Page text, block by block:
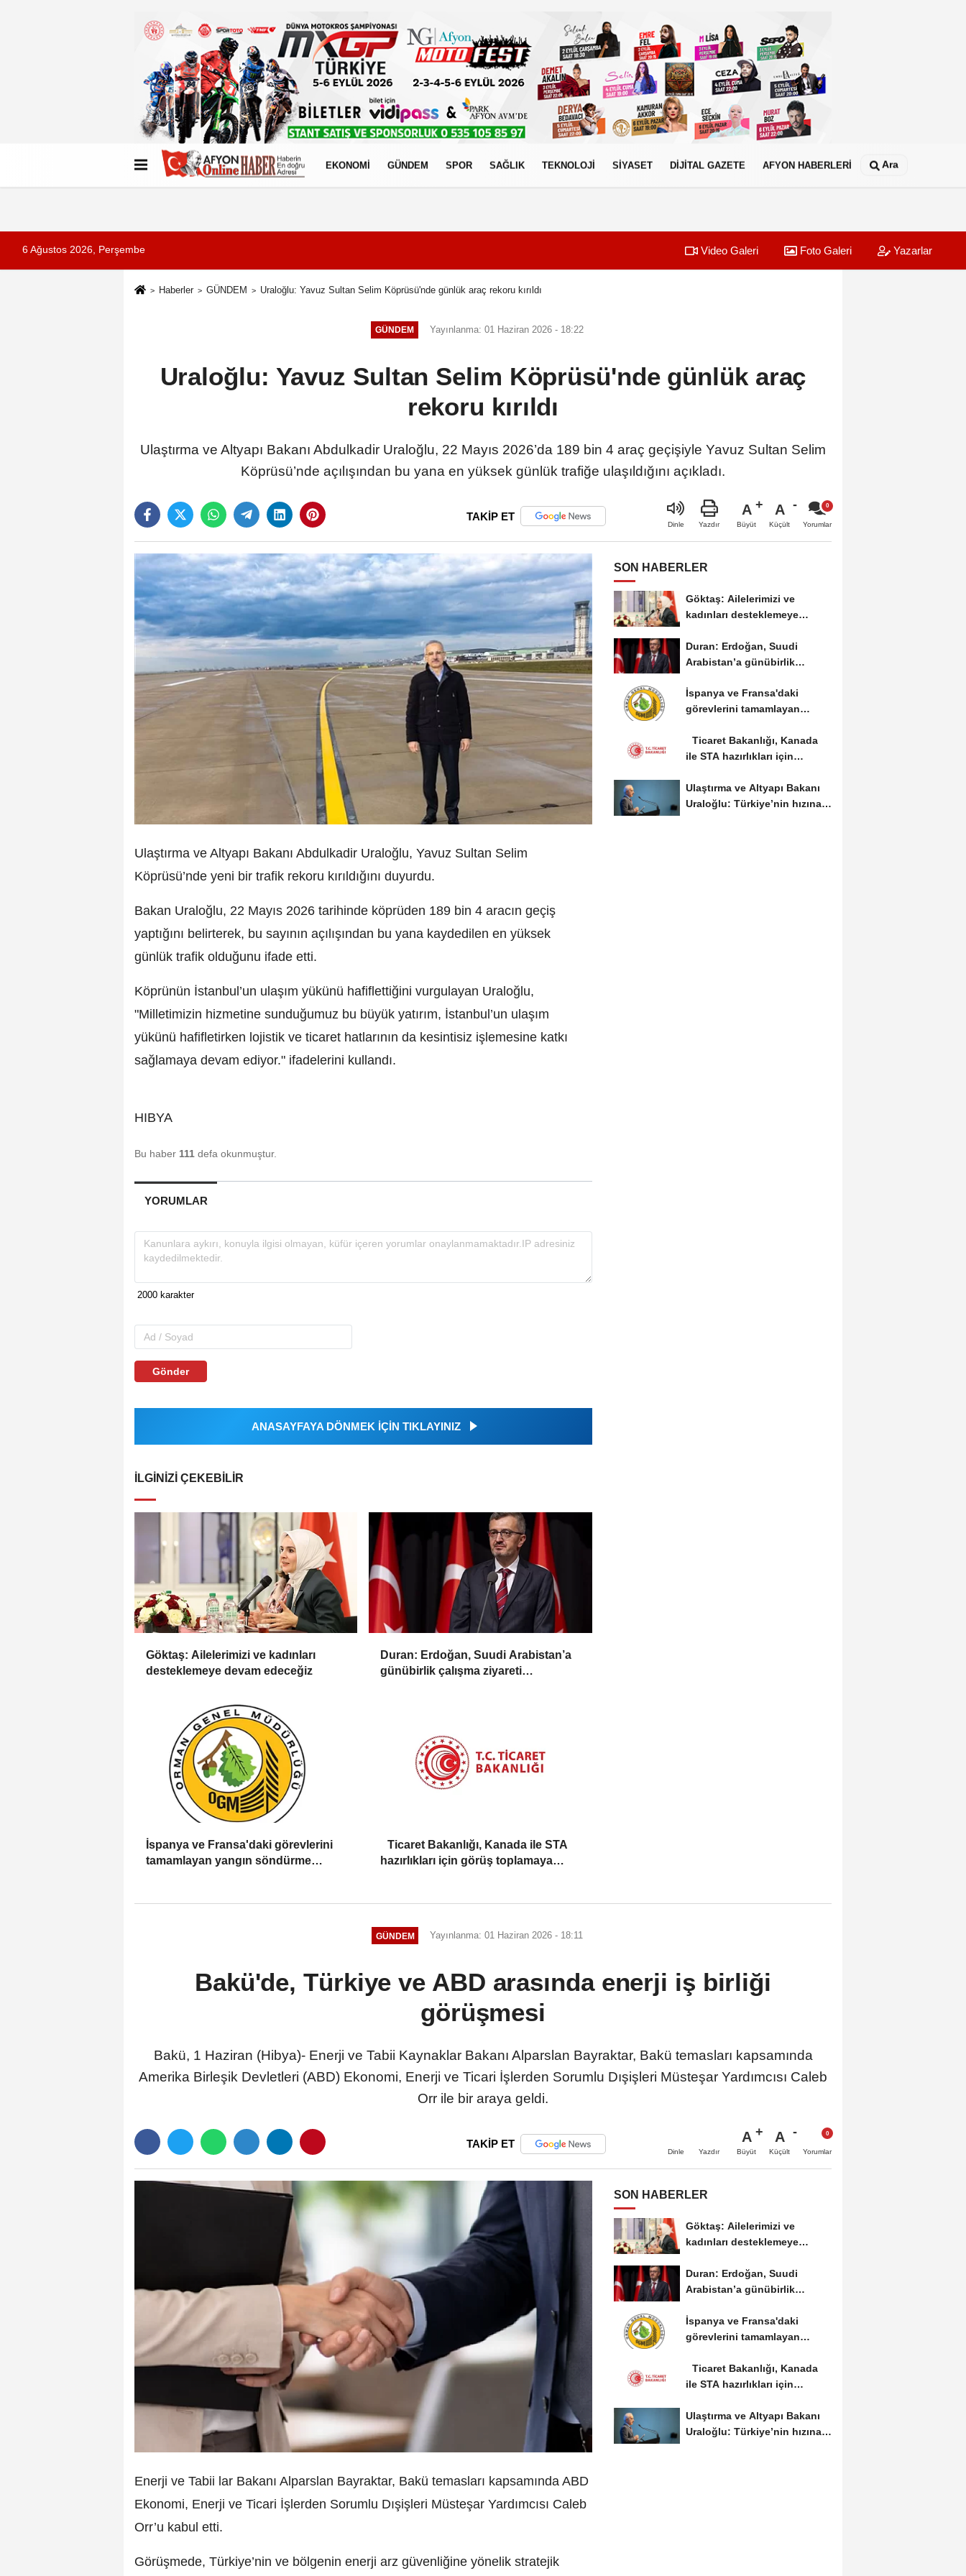
Künye İletişim Çerez Politikası
EKONOMİ GÜNDEM SPOR SAĞLIK TEKNOLOJİ SİYASET DİJİTAL GAZETE AFYON HABERLERİ Ara
6 Ağustos 2026, Perşembe Video Galeri Foto Galeri Yazarlar
Haberler GÜNDEM Uraloğlu: Yavuz Sultan Selim Köprüsü'nde günlük araç rekoru kırıldı
GÜNDEM Yayınlanma: 01 Haziran 2026 - 18:22
Uraloğlu: Yavuz Sultan Selim Köprüsü'nde günlük araç
rekoru kırıldı
Ulaştırma ve Altyapı Bakanı Abdulkadir Uraloğlu, 22 Mayıs 2026’da 189 bin 4 araç geçişiyle Yavuz Sultan Selim
Köprüsü’nde açılışından bu yana en yüksek günlük trafiğe ulaşıldığını açıkladı.
TAKİP ET
Dinle Yazdır
A
Büyüt
A
Küçült Yorumlar
Ulaştırma ve Altyapı Bakanı Abdulkadir Uraloğlu, Yavuz Sultan Selim
Köprüsü’nde yeni bir trafik rekoru kırıldığını duyurdu.
Bakan Uraloğlu, 22 Mayıs 2026 tarihinde köprüden 189 bin 4 aracın geçiş
yaptığını belirterek, bu sayının açılışından bu yana kaydedilen en yüksek
günlük trafik olduğunu ifade etti.
Köprünün İstanbul’un ulaşım yükünü hafiflettiğini vurgulayan Uraloğlu,
"Milletimizin hizmetine sunduğumuz bu büyük yatırım, İstanbul’un ulaşım
yükünü hafifletirken lojistik ve ticaret hatlarının da kesintisiz işlemesine katkı
sağlamaya devam ediyor." ifadelerini kullandı.
HIBYA
Bu haber 111 defa okunmuştur.
YORUMLAR
Gönder
ANASAYFAYA DÖNMEK İÇİN TIKLAYINIZ
İLGINIZI ÇEKEBILIR
Göktaş: Ailelerimizi ve kadınları
desteklemeye devam edeceğiz
Duran: Erdoğan, Suudi Arabistan’a
günübirlik çalışma ziyareti
İspanya ve Fransa'daki görevlerini
tamamlayan yangın söndürme
Ticaret Bakanlığı, Kanada ile STA
hazırlıkları için görüş toplamaya
SON HABERLER
Göktaş: Ailelerimizi ve
kadınları desteklemeye
Duran: Erdoğan, Suudi
Arabistan’a günübirlik
İspanya ve Fransa'daki
görevlerini tamamlayan
Ticaret Bakanlığı, Kanada
ile STA hazırlıkları için
Ulaştırma ve Altyapı Bakanı
Uraloğlu: Türkiye’nin hızına
GÜNDEM Yayınlanma: 01 Haziran 2026 - 18:11
Bakü'de, Türkiye ve ABD arasında enerji iş birliği
görüşmesi
Bakü, 1 Haziran (Hibya)- Enerji ve Tabii Kaynaklar Bakanı Alparslan Bayraktar, Bakü temasları kapsamında
Amerika Birleşik Devletleri (ABD) Ekonomi, Enerji ve Ticari İşlerden Sorumlu Dışişleri Müsteşar Yardımcısı Caleb
Orr ile bir araya geldi.
TAKİP ET
Dinle Yazdır
A
Büyüt
A
Küçült Yorumlar
Enerji ve Tabii lar Bakanı Alparslan Bayraktar, Bakü temasları kapsamında ABD
Ekonomi, Enerji ve Ticari İşlerden Sorumlu Dışişleri Müsteşar Yardımcısı Caleb
Orr’u kabul etti.
Görüşmede, Türkiye’nin ve bölgenin enerji arz güvenliğine yönelik stratejik
SON HABERLER
Göktaş: Ailelerimizi ve
kadınları desteklemeye
Duran: Erdoğan, Suudi
Arabistan’a günübirlik
İspanya ve Fransa'daki
görevlerini tamamlayan
Ticaret Bakanlığı, Kanada
ile STA hazırlıkları için
Ulaştırma ve Altyapı Bakanı
Uraloğlu: Türkiye’nin hızına